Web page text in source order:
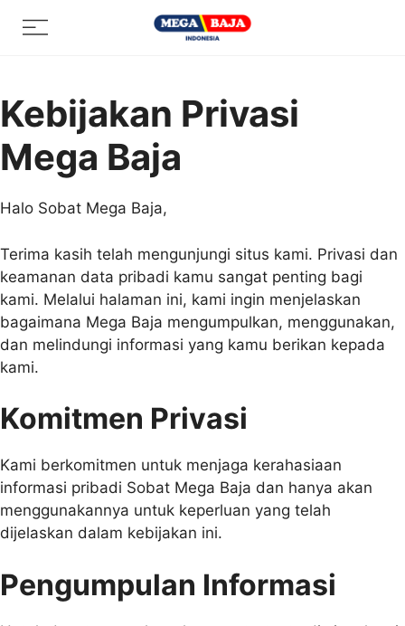
Menu
Kebijakan Privasi
Mega Baja
Halo Sobat Mega Baja,
Terima kasih telah mengunjungi situs kami. Privasi dan
keamanan data pribadi kamu sangat penting bagi
kami. Melalui halaman ini, kami ingin menjelaskan
bagaimana Mega Baja mengumpulkan, menggunakan,
dan melindungi informasi yang kamu berikan kepada
kami.
Komitmen Privasi
Kami berkomitmen untuk menjaga kerahasiaan
informasi pribadi Sobat Mega Baja dan hanya akan
menggunakannya untuk keperluan yang telah
dijelaskan dalam kebijakan ini.
Pengumpulan Informasi